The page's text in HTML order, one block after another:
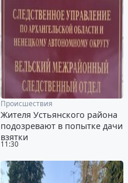
11:30
Происшествия
Жителя Устьянского района
подозревают в попытке дачи
взятки